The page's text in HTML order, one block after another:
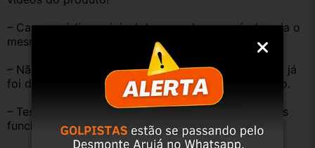
– Caso o código original da peça do seu veículo seja o
mesmo descrito no anúncio servirá perfeitamente.
– Não temos informação sobre o KM, pois o veículo já
foi desmontado. No entanto, estão em ótimo estado.
– Testamos as peças antes de anunciar e enviar, elas
funcionam perfeitamente.